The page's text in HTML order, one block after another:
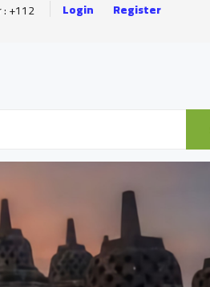
: +112 Login Register